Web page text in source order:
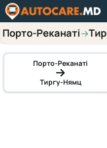
Порто-Реканаті→
Порто-Реканаті
Тиргу-Нямц